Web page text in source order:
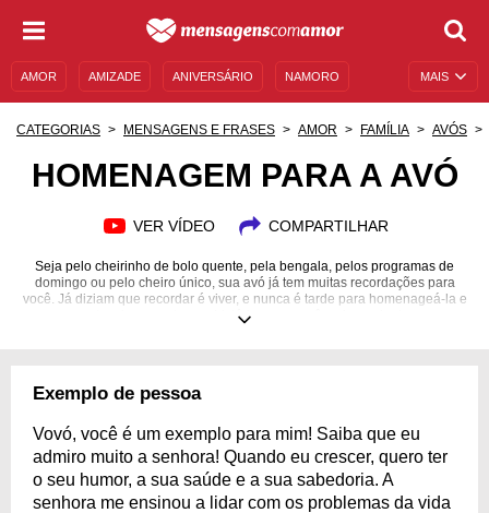
MAIS
AMOR AMIZADE ANIVERSÁRIO NAMORO
CATEGORIAS MENSAGENS E FRASES AMOR FAMÍLIA AVÓS
HOMENAGEM PARA A AVÓ
VER VÍDEO COMPARTILHAR
Seja pelo cheirinho de bolo quente, pela bengala, pelos programas de
domingo ou pelo cheiro único, sua avó já tem muitas recordações para
você. Já diziam que recordar é viver, e nunca é tarde para homenageá-la e
manter vivas as eternas histórias que vocês criaram juntas.
Exemplo de pessoa
Vovó, você é um exemplo para mim! Saiba que eu
admiro muito a senhora! Quando eu crescer, quero ter
o seu humor, a sua saúde e a sua sabedoria. A
senhora me ensinou a lidar com os problemas da vida